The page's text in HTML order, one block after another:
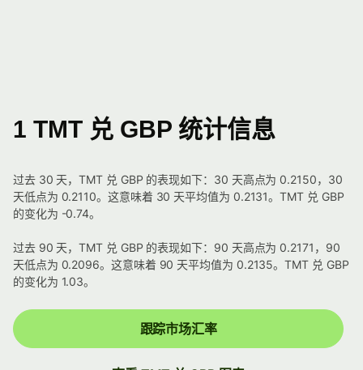
1 TMT 兑 GBP 统计信息
过去 30 天，TMT 兑 GBP 的表现如下：30 天高点为 0.2150，30
天低点为 0.2110。这意味着 30 天平均值为 0.2131。TMT 兑 GBP
的变化为 -0.74。
过去 90 天，TMT 兑 GBP 的表现如下：90 天高点为 0.2171，90
天低点为 0.2096。这意味着 90 天平均值为 0.2135。TMT 兑 GBP
的变化为 1.03。
跟踪市场汇率